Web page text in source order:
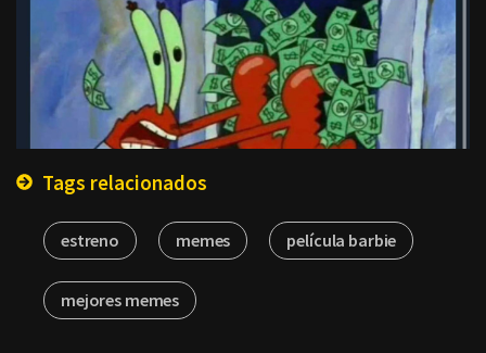
Tags relacionados
estreno memes película barbie
mejores memes